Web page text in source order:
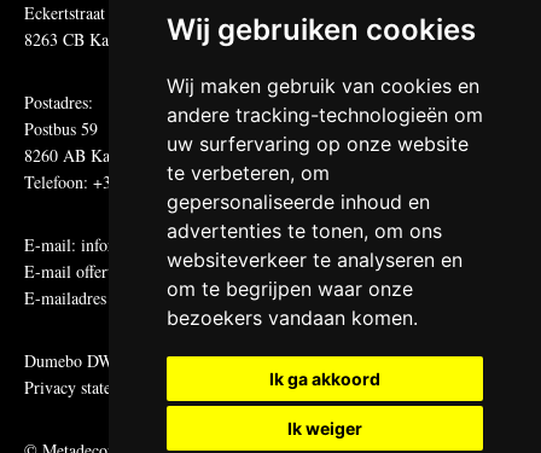
Wij gebruiken cookies
Wij maken gebruik van cookies en
andere tracking-technologieën om
uw surfervaring op onze website
te verbeteren, om
gepersonaliseerde inhoud en
advertenties te tonen, om ons
websiteverkeer te analyseren en
om te begrijpen waar onze
bezoekers vandaan komen.
Ik ga akkoord
Ik weiger
Eckertstraat 75
8263 CB Kampen
Postadres:
Postbus 59
8260 AB Kampen
Telefoon: +31 (0)38 331 81 81
E-mail: informatie@metadecor.nl
E-mail offertes:
calculatie@metadecor.nl
E-mailadres administratie:facturen@metadecor.nl
Dumebo DWS voorwaarden
Privacy statement